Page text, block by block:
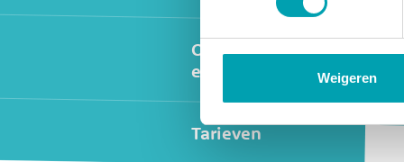
Weigeren
Oudercommissie
en Inspectie
Tarieven